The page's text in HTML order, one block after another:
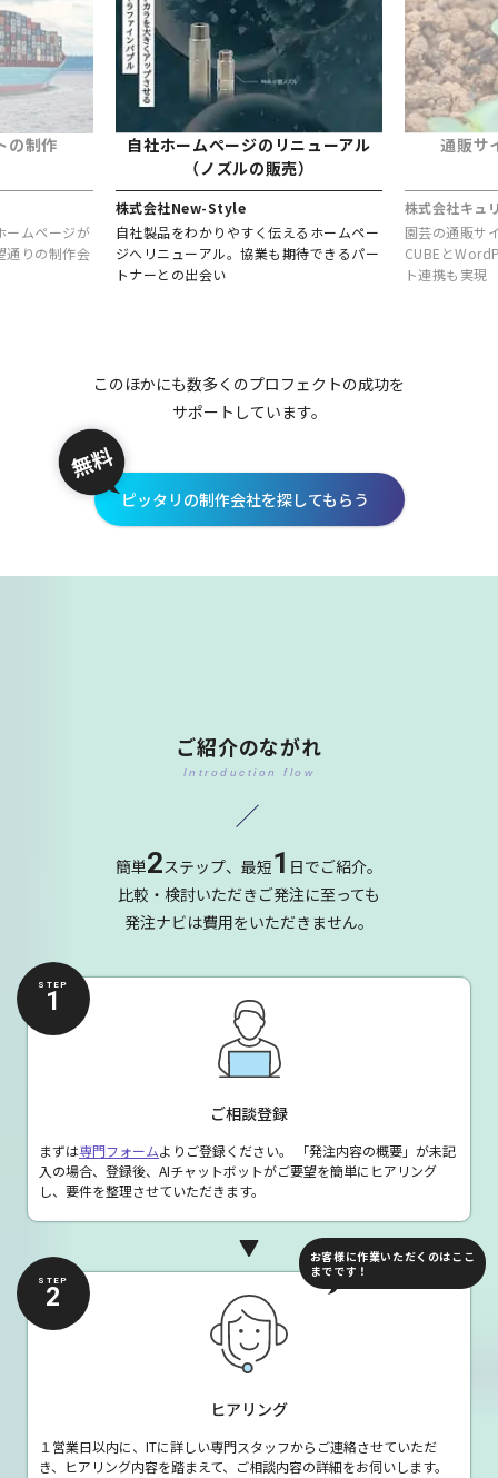
の制作
ームページが
通りの制作会
自社ホームページのリニューアル
（ノズルの販売）
株式会社New-Style
自社製品をわかりやすく伝えるホームペー
ジへリニューアル。協業も期待できるパー
トナーとの出会い
通販サ
株式会社キュ
園芸の通販サ
CUBEと
ト連携も実現
このほかにも数多くのプロフェクトの成功を
サポートしています。
ピッタリの制作会社を探してもらう
ご紹介のながれ
Introduction flow
簡単2ステップ、最短1 日でご紹介。
比較・検討いただきご発注に至っても
発注ナビは費用をいただきません。
STEP
1
ご相談登録
まずは専門フォームよりご登録ください。
「発注内容の概要」が未記
入の場合、登録後、AIチャットボットがご要望を簡単にヒアリング
し、要件を整理させていただきます。
STEP
2
ヒアリング
１営業日以内に、ITに詳しい専門スタッフからご連絡させていただ
き、ヒアリング内容を踏まえて、ご相談内容の詳細をお伺いします。
お客様に作業いただくのはここ
までです！